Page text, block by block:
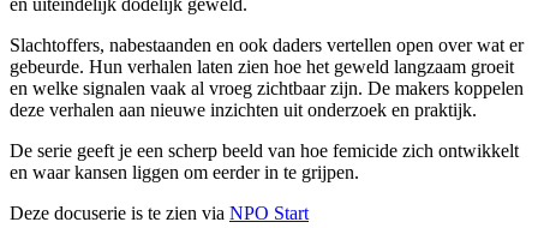
en uiteindelijk dodelijk geweld.
Slachtoffers, nabestaanden en ook daders vertellen open over wat er
gebeurde. Hun verhalen laten zien hoe het geweld langzaam groeit
en welke signalen vaak al vroeg zichtbaar zijn. De makers koppelen
deze verhalen aan nieuwe inzichten uit onderzoek en praktijk.
De serie geeft je een scherp beeld van hoe femicide zich ontwikkelt
en waar kansen liggen om eerder in te grijpen.
Deze docuserie is te zien via NPO Start